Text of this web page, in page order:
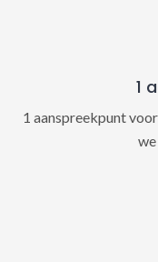
1
1 aanspreekpunt